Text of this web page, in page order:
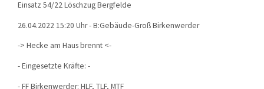
Einsatz 54/22 Löschzug Bergfelde
26.04.2022 15:20 Uhr - B:Gebäude-Groß Birkenwerder
-> Hecke am Haus brennt <-
- Eingesetzte Kräfte: -
- FF Birkenwerder: HLF, TLF, MTF